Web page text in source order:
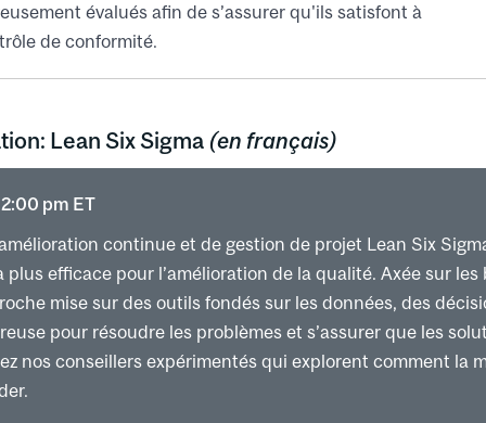
et systèmes anti-erreurs
(Jidoka)
sur l'action
standard
– Hoshin Kanri
quotidienne – Lean Daily Management System
évalués afin de s’assurer qu'ils satisfont à
de conformité.
Lean Six Sigma (en français)
pm ET
continue et de gestion de projet Lean Six
plus efficace pour l’amélioration de la qualité. Axée sur les
mise sur des outils fondés sur les données, des
pour résoudre les problèmes et s’assurer que les
nos conseillers expérimentés qui explorent comment la